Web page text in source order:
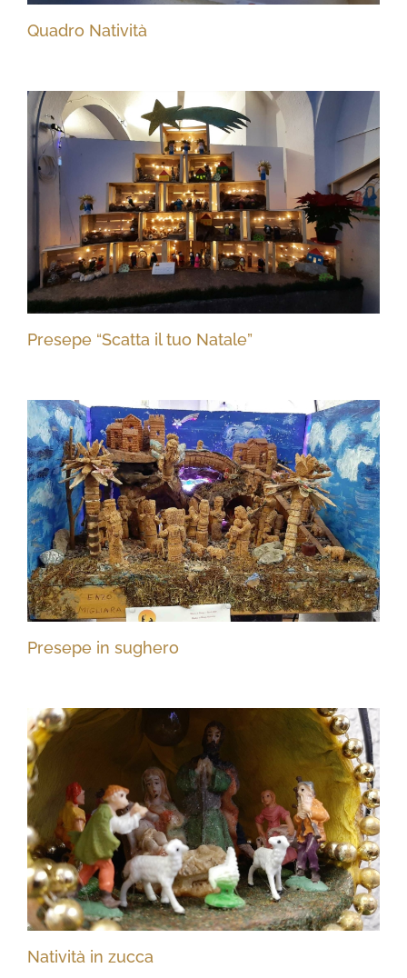
Quadro Natività
Presepe “Scatta il tuo Natale”
Presepe in sughero
Natività in zucca